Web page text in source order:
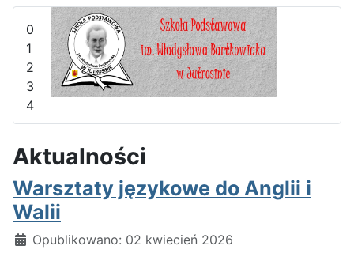
0
1
2
3
4
Aktualności
Warsztaty językowe do Anglii i
Walii
Szczegóły
Opublikowano: 02 kwiecień 2026